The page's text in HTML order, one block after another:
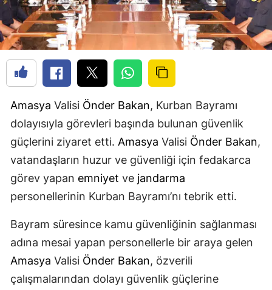
Amasya Valisi Önder Bakan, Kurban Bayramı
dolayısıyla görevleri başında bulunan güvenlik
güçlerini ziyaret etti. Amasya Valisi Önder Bakan,
vatandaşların huzur ve güvenliği için fedakarca
görev yapan emniyet ve jandarma
personellerinin Kurban Bayramı’nı tebrik etti.
Bayram süresince kamu güvenliğinin sağlanması
adına mesai yapan personellerle bir araya gelen
Amasya Valisi Önder Bakan, özverili
çalışmalarından dolayı güvenlik güçlerine